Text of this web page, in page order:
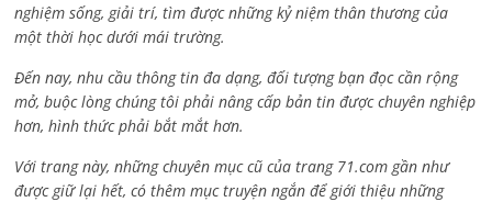
nghiệm sống, giải trí, tìm được những kỷ niệm thân thương của
một thời học dưới mái trường.
Đến nay, nhu cầu thông tin đa dạng, đối tượng bạn đọc cần rộng
mở, buộc lòng chúng tôi phải nâng cấp bản tin được chuyên nghiệp
hơn, hình thức phải bắt mắt hơn.
Với trang này, những chuyên mục cũ của trang 71.com gần như
được giữ lại hết, có thêm mục truyện ngắn để giới thiệu những